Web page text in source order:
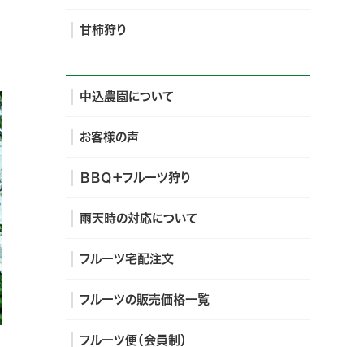
甘柿狩り
中込農園について
お客様の声
ＢＢＱ＋フルーツ狩り
雨天時の対応について
フルーツ宅配注文
フルーツの販売価格一覧
フルーツ便（会員制）